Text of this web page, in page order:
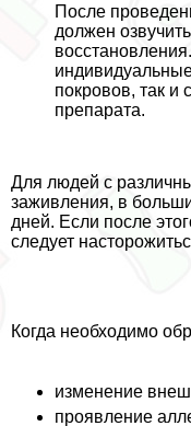
После
должен
покровов, так
препарата.
Для людей с
заживления, в
дней. Если после
следует
Когда необходимо
изменение
проявление